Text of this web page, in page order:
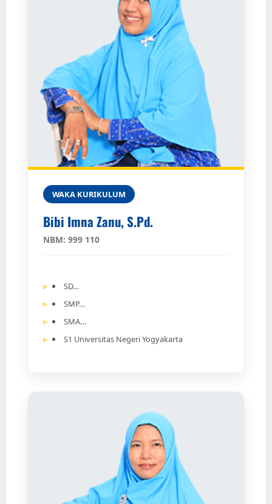
WAKA KURIKULUM
Bibi Imna Zanu, S.Pd.
NBM: 999 110
SD…
SMP…
SMA…
S1 Universitas Negeri Yogyakarta